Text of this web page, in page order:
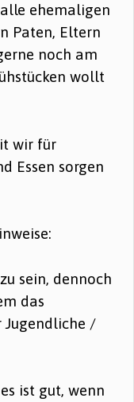
ehemaligen
Paten, Eltern
noch am
wollt
wir für
Essen sorgen
sein, dennoch
das
Jugendliche /
ist gut, wenn